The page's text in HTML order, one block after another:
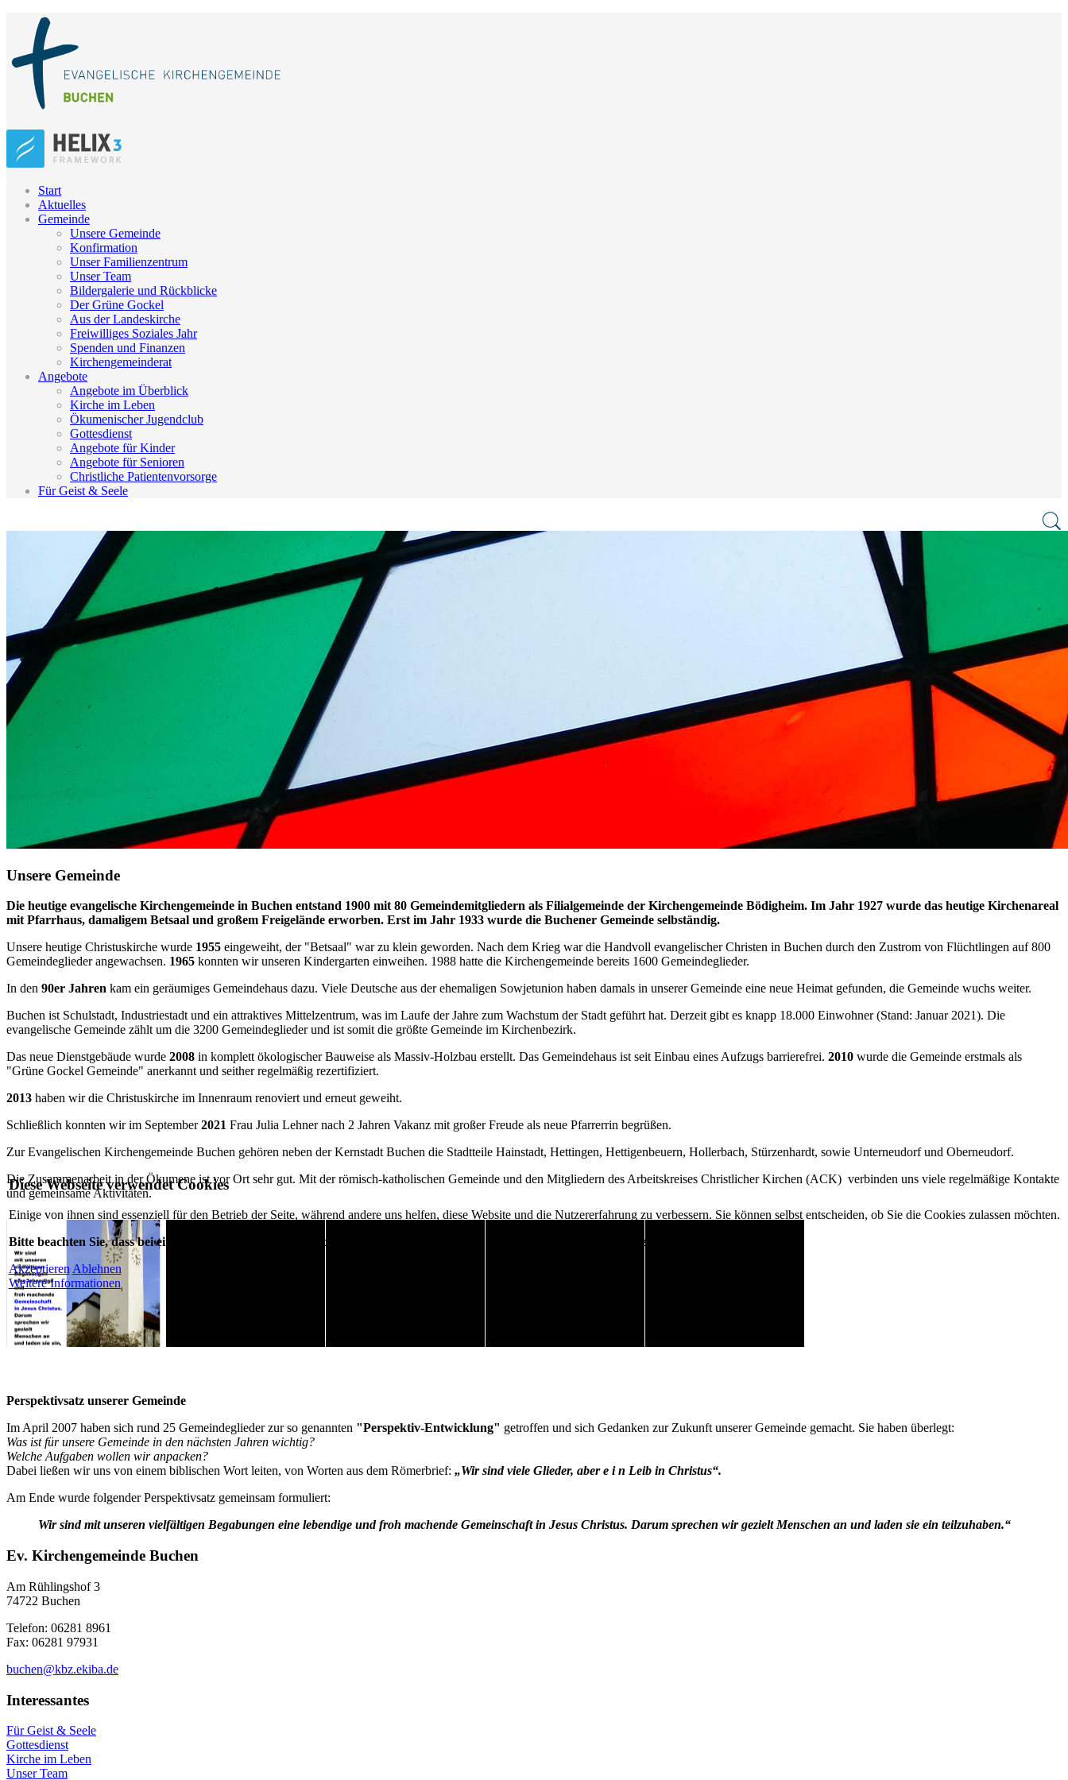
Start
Aktuelles
Gemeinde
Unsere Gemeinde
Konfirmation
Unser Familienzentrum
Unser Team
Bildergalerie und Rückblicke
Der Grüne Gockel
Aus der Landeskirche
Freiwilliges Soziales Jahr
Spenden und Finanzen
Kirchengemeinderat
Angebote
Angebote im Überblick
Kirche im Leben
Ökumenischer Jugendclub
Gottesdienst
Angebote für Kinder
Angebote für Senioren
Christliche Patientenvorsorge
Für Geist & Seele
Unsere Gemeinde
Die heutige evangelische Kirchengemeinde in Buchen entstand 1900 mit 80 Gemeindemitgliedern als Filialgemeinde der Kirchengemeinde Bödigheim. Im Jahr 1927 wurde das heutige Kirchenareal
mit Pfarrhaus, damaligem Betsaal und großem Freigelände erworben. Erst im Jahr 1933 wurde die Buchener Gemeinde selbständig.
Unsere heutige Christuskirche wurde 1955 eingeweiht, der "Betsaal" war zu klein geworden. Nach dem Krieg war die Handvoll evangelischer Christen in Buchen durch den Zustrom von Flüchtlingen auf 800
Gemeindeglieder angewachsen. 1965 konnten wir unseren Kindergarten einweihen. 1988 hatte die Kirchengemeinde bereits 1600 Gemeindeglieder.
In den 90er Jahren kam ein geräumiges Gemeindehaus dazu. Viele Deutsche aus der ehemaligen Sowjetunion haben damals in unserer Gemeinde eine neue Heimat gefunden, die Gemeinde wuchs weiter.
Buchen ist Schulstadt, Industriestadt und ein attraktives Mittelzentrum, was im Laufe der Jahre zum Wachstum der Stadt geführt hat. Derzeit gibt es knapp 18.000 Einwohner (Stand: Januar 2021). Die
evangelische Gemeinde zählt um die 3200 Gemeindeglieder und ist somit die größte Gemeinde im Kirchenbezirk.
Das neue Dienstgebäude wurde 2008 in komplett ökologischer Bauweise als Massiv-Holzbau erstellt. Das Gemeindehaus ist seit Einbau eines Aufzugs barrierefrei. 2010 wurde die Gemeinde erstmals als
"Grüne Gockel Gemeinde" anerkannt und seither regelmäßig rezertifiziert.
2013 haben wir die Christuskirche im Innenraum renoviert und erneut geweiht.
Schließlich konnten wir im September2021 Frau Julia Lehner nach 2 Jahren Vakanz mit großer Freude als neue Pfarrerrin begrüßen.
Zur Evangelischen Kirchengemeinde Buchen gehören neben der Kernstadt Buchen die Stadtteile Hainstadt, Hettingen, Hettigenbeuern, Hollerbach, Stürzenhardt, sowie Unterneudorf und Oberneudorf.
Die Zusammenarbeit in der Ökumene ist vor Ort sehr gut. Mit der römisch-katholischen Gemeinde und den Mitgliedern des Arbeitskreises Christlicher Kirchen (ACK) verbinden uns viele regelmäßige Kontakte
und gemeinsame Aktivitäten.
Perspektivsatz unserer Gemeinde
Im April 2007 haben sich rund 25 Gemeindeglieder zur so genannten "Perspektiv-Entwicklung" getroffen und sich Gedanken zur Zukunft unserer Gemeinde gemacht. Sie haben überlegt:
Was ist für unsere Gemeinde in den nächsten Jahren wichtig?
Welche Aufgaben wollen wir anpacken?
Dabei ließen wir uns von einem biblischen Wort leiten, von Worten aus dem Römerbrief: „Wir sind viele Glieder, aber e i n Leib in Christus“.
Am Ende wurde folgender Perspektivsatz gemeinsam formuliert:
Wir sind mit unseren vielfältigen Begabungen eine lebendige und froh machende Gemeinschaft in Jesus Christus. Darum sprechen wir gezielt Menschen an und laden sie ein teilzuhaben.“
Ev. Kirchengemeinde Buchen
Am Rühlingshof 3
74722 Buchen
Telefon: 06281 8961
Fax: 06281 97931
buchen@kbz.ekiba.de
Interessantes
Für Geist & Seele
Gottesdienst
Kirche im Leben
Unser Team
Diese Webseite verwendet Cookies
Einige von ihnen sind essenziell für den Betrieb der Seite, während andere uns helfen, diese Website und die Nutzererfahrung zu verbessern. Sie können selbst entscheiden, ob Sie die Cookies zulassen möchten.
Bitte beachten Sie, dass bei einer Ablehnung womöglich nicht mehr alle Funktionalitäten der Seite zur Verfügung stehen.
Akzeptieren Ablehnen
Weitere Informationen